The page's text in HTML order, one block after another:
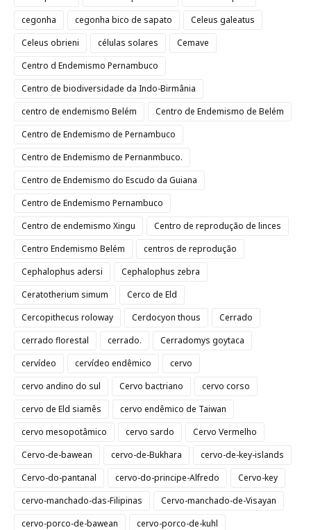
cegonha
cegonha bico de sapato
Celeus galeatus
Celeus obrieni
células solares
Cemave
Centro d Endemismo Pernambuco
Centro de biodiversidade da Indo-Birmânia
centro de endemismo Belém
Centro de Endemismo de Belém
Centro de Endemismo de Pernambuco
Centro de Endemismo de Pernanmbuco.
Centro de Endemismo do Escudo da Guiana
Centro de Endemismo Pernambuco
Centro de endemismo Xingu
Centro de reprodução de linces
Centro Endemismo Belém
centros de reprodução
Cephalophus adersi
Cephalophus zebra
Ceratotherium simum
Cerco de Eld
Cercopithecus roloway
Cerdocyon thous
Cerrado
cerrado florestal
cerrado.
Cerradomys goytaca
cervídeo
cervídeo endêmico
cervo
cervo andino do sul
Cervo bactriano
cervo corso
cervo de Eld siamês
cervo endêmico de Taiwan
cervo mesopotâmico
cervo sardo
Cervo Vermelho
Cervo-de-bawean
cervo-de-Bukhara
cervo-de-key-islands
Cervo-do-pantanal
cervo-do-principe-Alfredo
Cervo-key
cervo-manchado-das-Filipinas
Cervo-manchado-de-Visayan
cervo-porco-de-bawean
cervo-porco-de-kuhl